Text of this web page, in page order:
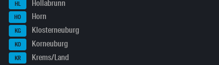
HL Hollabrunn
HO Horn
KG Klosterneuburg
KO Korneuburg
KR Krems/Land